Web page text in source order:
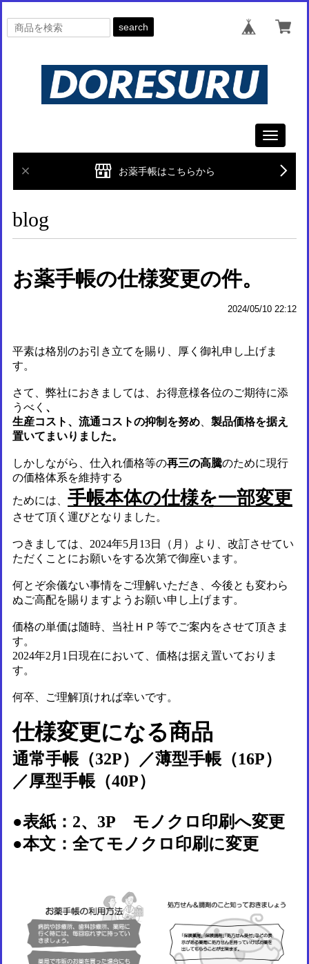
search
Toggle
お薬手帳はこちらから
blog
お薬手帳の仕様変更の件。
2024/05/10 22:12
平素は格別のお引き立てを賜り、厚く御礼申し上げま
す。
さて、弊社におきましては、お得意様各位のご期待に添
うべく 、
生産コスト、流通コストの抑制を努め、 製品価格を据え
置いてまいりました。
しかしながら、仕入れ価格等の再三の高騰のために現行
の価格体系を維持する
ためには、 手帳本体の仕様を一部変更
させて頂く運びとなりました。
つきましては、 2024年5月 13日（月）より、改訂させてい
ただくことにお願いをする次第で御座います。
何とぞ余儀ない事情をご理解いただき、今後とも変わら
ぬご高配を賜りますようお願い申し上げます。
価格の単価は随時、当社ＨＰ等でご案内をさせて頂きま
す。
2024年2月 1 日現在において、価格は据え置いておりま
す。
何卒、ご理解頂ければ幸いです。
仕様変更になる商品
通常手帳（32P）／薄型手帳（16P）
／厚型手帳（40P）
●表紙： 2、 3P モノクロ印刷へ変更
●本文：全てモノクロ印刷に変更